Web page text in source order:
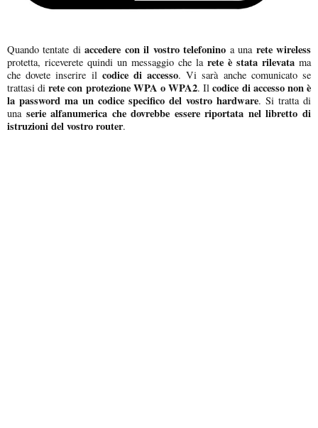
Quando tentate diaccedere con il vostro telefonino a una rete wireless
protetta, riceverete quindi un messaggio che larete è stata rilevata ma
che dovete inserire il codice di accesso. Vi sarà anche comunicato se
trattasi direte con protezione WPA o WPA2. Ilcodice di accesso non è
la password ma un codice specifico del vostro hardware. Si tratta di
una serie alfanumerica che dovrebbe essere riportata nel libretto di
istruzioni del vostro router.